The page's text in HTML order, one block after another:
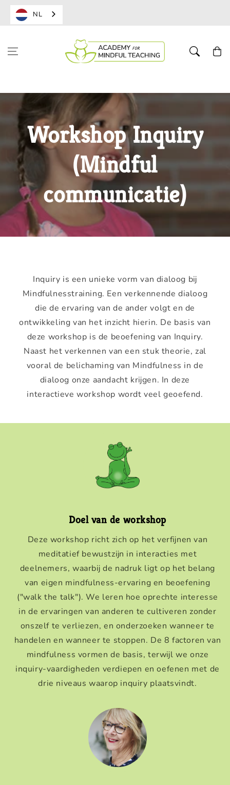
NL
Workshop Inquiry
(Mindful
communicatie)
Inquiry is een unieke vorm van dialoog bij
Mindfulnesstraining. Een verkennende dialoog
die de ervaring van de ander volgt en de
ontwikkeling van het inzicht hierin. De basis van
deze workshop is de beoefening van Inquiry.
Naast het verkennen van een stuk theorie, zal
vooral de belichaming van Mindfulness in de
dialoog onze aandacht krijgen. In deze
interactieve workshop wordt veel geoefend.
Doel van de workshop
Deze workshop richt zich op het verfijnen van
meditatief bewustzijn in interacties met
deelnemers, waarbij de nadruk ligt op het belang
van eigen mindfulness-ervaring en beoefening
("walk the talk"). We leren hoe oprechte interesse
in de ervaringen van anderen te cultiveren zonder
onszelf te verliezen, en onderzoeken wanneer te
handelen en wanneer te stoppen. De 8 factoren van
mindfulness vormen de basis, terwijl we onze
inquiry-vaardigheden verdiepen en oefenen met de
drie niveaus waarop inquiry plaatsvindt.